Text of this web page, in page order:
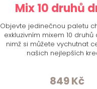
Mix 10 druhů
Objevte jedinečnou paletu
exkluzivním mixem 10 druhů
nimž si můžete vychutnat
našich nejlepších
849Kč